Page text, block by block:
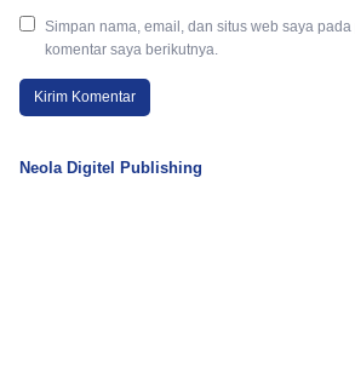
Simpan nama, email, dan situs web saya
komentar saya berikutnya.
Neola Digitel Publishing